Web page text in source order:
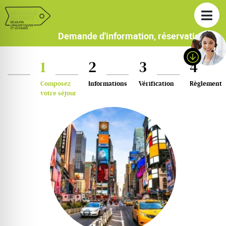
Demande d'information, réservation
1
Composez
votre séjour
2
Informations
3
Vérification
4
Règlement